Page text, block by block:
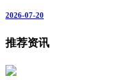
2026-07-20
推荐资讯